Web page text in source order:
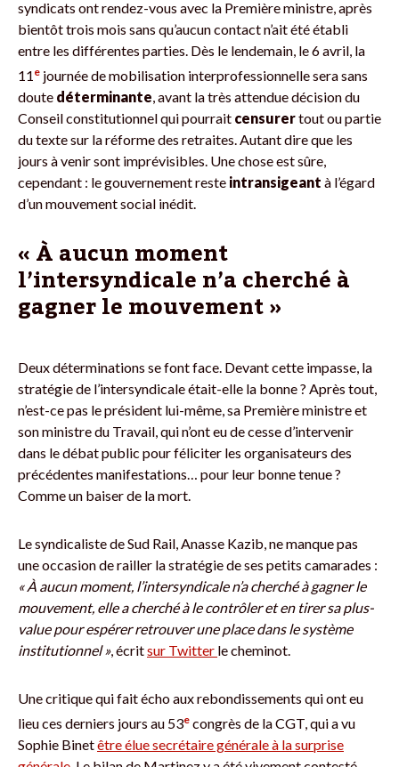
syndicats ont rendez-vous avec la Première ministre, après
bientôt trois mois sans qu’aucun contact n’ait été établi
entre les différentes parties. Dès le lendemain, le 6 avril, la
11 e journée de mobilisation interprofessionnelle sera sans
doute déterminante, avant la très attendue décision du
Conseil constitutionnel qui pourrait censurertout ou partie
du texte sur la réforme des retraites. Autant dire que les
jours à venir sont imprévisibles. Une chose est sûre,
cependant : le gouvernement reste intransigeant à l’égard
d’un mouvement social inédit.
« À aucun moment
l’intersyndicale n’a cherché à
gagner le mouvement »
Deux déterminations se font face. Devant cette impasse, la
stratégie de l’intersyndicale était-elle la bonne ? Après tout,
n’est-ce pas le président lui-même, sa Première ministre et
son ministre du Travail, qui n’ont eu de cesse d’intervenir
dans le débat public pour féliciter les organisateurs des
précédentes manifestations… pour leur bonne tenue ?
Comme un baiser de la mort.
Le syndicaliste de Sud Rail, Anasse Kazib, ne manque pas
une occasion de railler la stratégie de ses petits camarades :
« À aucun moment, l’intersyndicale n’a cherché à gagner le
mouvement, elle a cherché à le contrôler et en tirer sa plus-
value pour espérer retrouver une place dans le système
institutionnel », écritsur Twitter le cheminot.
Une critique qui fait écho aux rebondissements qui ont eu
lieu ces derniers jours au 53e congrès de la CGT, qui a vu
Sophie Binetêtre élue secrétaire générale à la surprise